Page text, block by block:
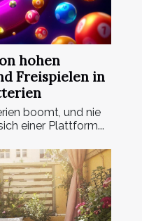
hohen
Freispielen in
boomt, und nie
einer Plattform...